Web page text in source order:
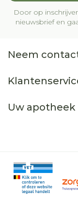
Door op
nieuwsbrief en
Neem
Uw apotheek